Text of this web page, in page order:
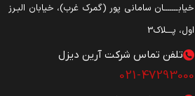
خیابـــــــان سامانی پور (گمرک غرب)، خیابان البـرز
اول، پـــلاک3
تلفن تماس شرکت آرین دیزل​
021-47293000